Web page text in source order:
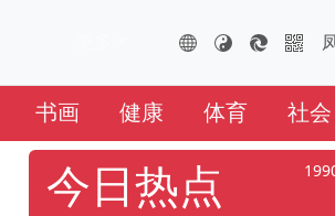
书画 健康 体育 社会
今日热点